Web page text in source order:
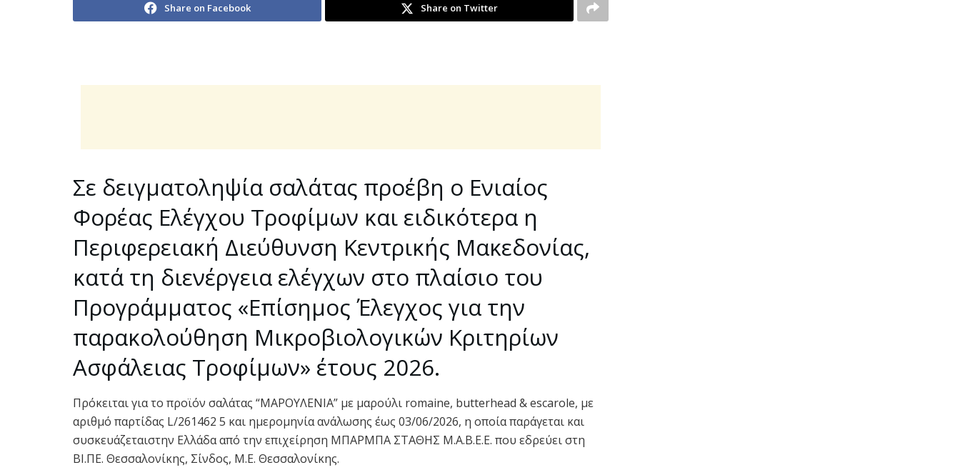
Share on Facebook Share on Twitter
Σε δειγματοληψία σαλάτας προέβη ο Ενιαίος
Φορέας Ελέγχου Τροφίμων και ειδικότερα η
Περιφερειακή Διεύθυνση Κεντρικής Μακεδονίας,
κατά τη διενέργεια ελέγχων στο πλαίσιο του
Προγράμματος «Επίσημος Έλεγχος για την
παρακολούθηση Μικροβιολογικών Κριτηρίων
Ασφάλειας Τροφίμων» έτους 2026.
Πρόκειται για το προϊόν σαλάτας “ΜΑΡΟΥΛΕΝΙΑ” με μαρούλι romaine, butterhead & escarole, με
αριθμό παρτίδας L/261462 5 και ημερομηνία ανάλωσης έως 03/06/2026, η οποία παράγεται και
συσκευάζεταιστην Ελλάδα από την επιχείρηση ΜΠΑΡΜΠΑ ΣΤΑΘΗΣ Μ.Α.Β.Ε.Ε. που εδρεύει στη
ΒΙ.ΠΕ. Θεσσαλονίκης, Σίνδος, Μ.Ε. Θεσσαλονίκης.